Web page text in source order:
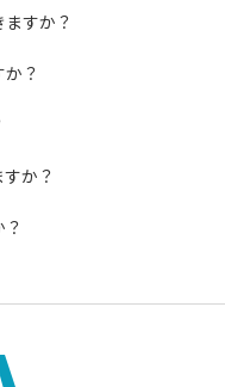
すか？
？
か？